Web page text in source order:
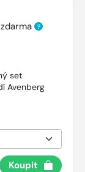
?
set
Avenberg
Koupit